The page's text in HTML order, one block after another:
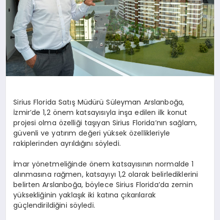
Sirius Florida Satış Müdürü Süleyman Arslanboğa,
İzmir’de 1,2 önem katsayısıyla inşa edilen ilk konut
projesi olma özelliği taşıyan Sirius Florida’nın sağlam,
güvenli ve yatırım değeri yüksek özellikleriyle
rakiplerinden ayrıldığını söyledi.
İmar yönetmeliğinde önem katsayısının normalde 1
alınmasına rağmen, katsayıyı 1,2 olarak belirlediklerini
belirten Arslanboğa, böylece Sirius Florida’da zemin
yüksekliğinin yaklaşık iki katına çıkarılarak
güçlendirildiğini söyledi.